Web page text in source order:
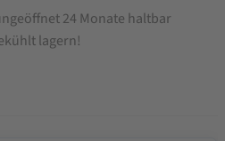
24 Monate haltbar
lagern!